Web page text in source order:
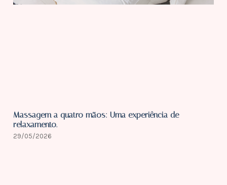
Massagem a quatro mãos: Uma experiência de
relaxamento.
29/05/2026